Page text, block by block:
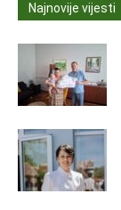
Najnovije vijesti